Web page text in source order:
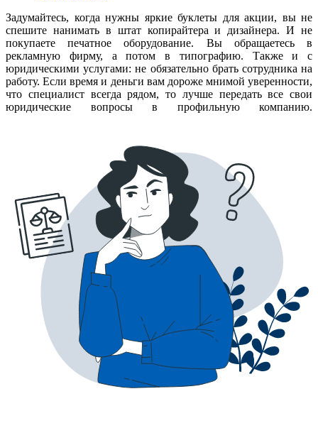
Задумайтесь, когда нужны яркие буклеты для акции, вы не
спешите нанимать в штат копирайтера и дизайнера. И не
покупаете печатное оборудование. Вы обращаетесь в
рекламную фирму, а потом в типографию. Также и с
юридическими услугами: не обязательно брать сотрудника на
работу. Если время и деньги вам дороже мнимой уверенности,
что специалист всегда рядом, то лучше передать все свои
юридические вопросы в профильную компанию.